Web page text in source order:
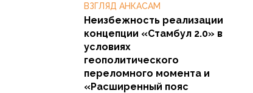
ВЗГЛЯД АНКАСАМ
Неизбежность реализации
концепции «Стамбул 2.0» в
условиях
геополитического
переломного момента и
«Расширенный пояс